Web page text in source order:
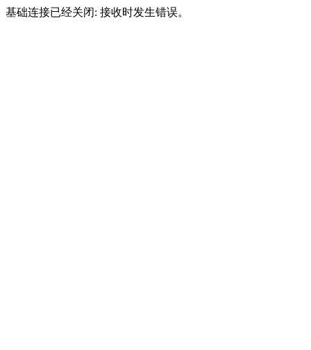
基础连接已经关闭: 接收时发生错误。